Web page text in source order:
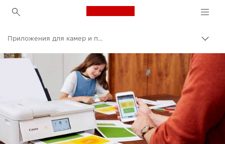
Canon Logo, back to
Canon
Приложения для камер и принтеров Canon